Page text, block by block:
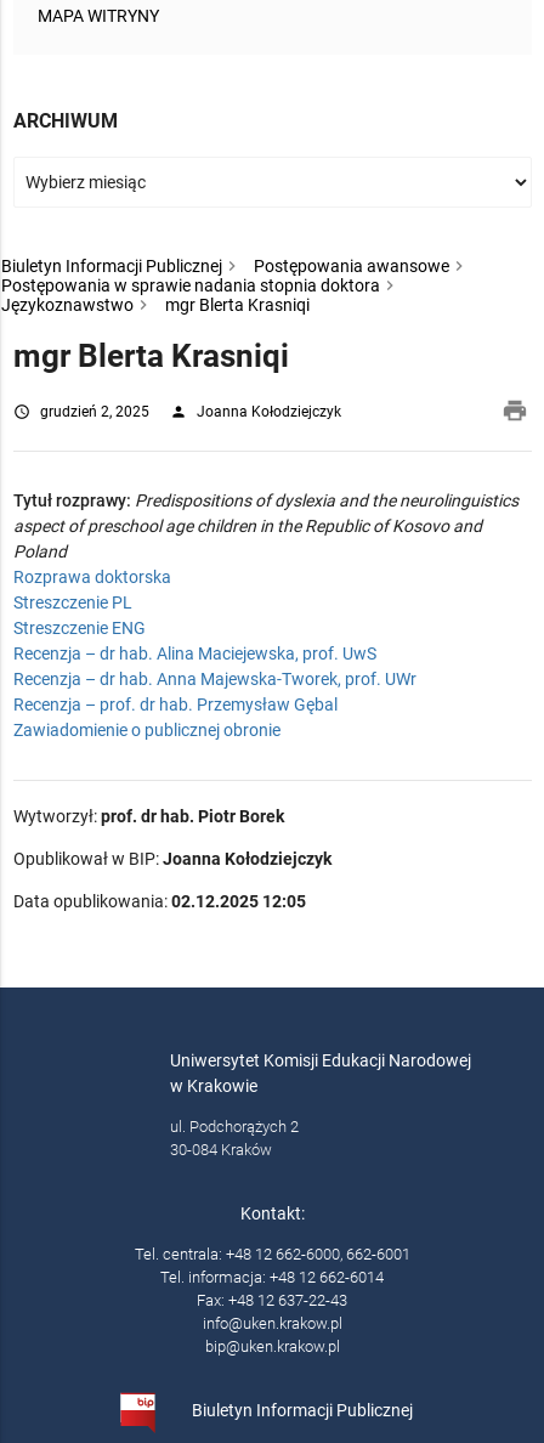
MAPA WITRYNY
ARCHIWUM
Biuletyn Informacji Publicznej
Postępowania awansowe
Postępowania w sprawie nadania stopnia doktora
Językoznawstwo
mgr Blerta Krasniqi
mgr Blerta Krasniqi
access_time grudzień 2, 2025 person Joanna Kołodziejczyk
Tytuł rozprawy: Predispositions of dyslexia and the neurolinguistics
aspect of preschool age children in the Republic of Kosovo and
Poland
Rozprawa doktorska
Streszczenie PL
Streszczenie ENG
Recenzja – dr hab. Alina Maciejewska, prof. UwS
Recenzja – dr hab. Anna Majewska-Tworek, prof. UWr
Recenzja – prof. dr hab. Przemysław Gębal
Zawiadomienie o publicznej obronie
Wytworzył:prof. dr hab. Piotr Borek
Opublikował w BIP:Joanna Kołodziejczyk
Data opublikowania:02.12.2025 12:05
Uniwersytet Komisji Edukacji Narodowej
w Krakowie
ul. Podchorążych 2
30-084 Kraków
Kontakt:
Tel. centrala: +48 12 662-6000, 662-6001
Tel. informacja: +48 12 662-6014
Fax: +48 12 637-22-43
info@uken.krakow.pl
bip@uken.krakow.pl
Biuletyn Informacji Publicznej